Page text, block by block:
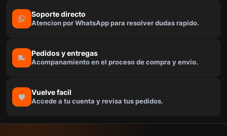
Soporte directo
Atencion por WhatsApp para resolver dudas rapido.
Pedidos y entregas
Acompanamiento en el proceso de compra y envio.
Vuelve facil
Accede a tu cuenta y revisa tus pedidos.